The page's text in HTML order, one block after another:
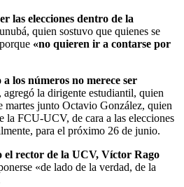
las elecciones dentro de la
quien sostuvo que quienes se
«no quieren ir a contarse por
los números no merece ser
, agregó la dirigente estudiantil, quien
martes junto Octavio González, quien
la FCU-UCV, de cara a las elecciones
para el próximo 26 de junio.
el rector de la UCV, Víctor Rago
«de lado de la verdad, de la